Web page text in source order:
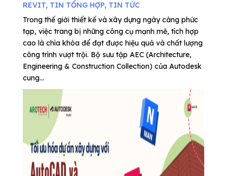
REVIT, TIN TỔNG HỢP, TIN TỨC
Trong thế giới thiết kế và xây dựng ngày càng phức
tạp, việc trang bị những công cụ mạnh mẽ, tích hợp
cao là chìa khóa để đạt được hiệu quả và chất lượng
công trình vượt trội. Bộ sưu tập AEC (Architecture,
Engineering & Construction Collection) của Autodesk
cung...